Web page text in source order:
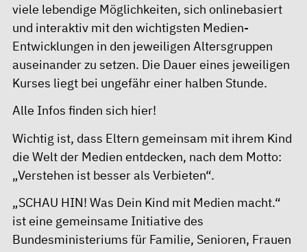
viele lebendige Möglichkeiten, sich onlinebasiert
und interaktiv mit den wichtigsten Medien-
Entwicklungen in den jeweiligen Altersgruppen
auseinander zu setzen. Die Dauer eines jeweiligen
Kurses liegt bei ungefähr einer halben Stunde.
Alle Infos finden sich hier!
Wichtig ist, dass Eltern gemeinsam mit ihrem Kind
die Welt der Medien entdecken, nach dem Motto:
„Verstehen ist besser als Verbieten“.
„SCHAU HIN! Was Dein Kind mit Medien macht.“
ist eine gemeinsame Initiative des
Bundesministeriums für Familie, Senioren, Frauen